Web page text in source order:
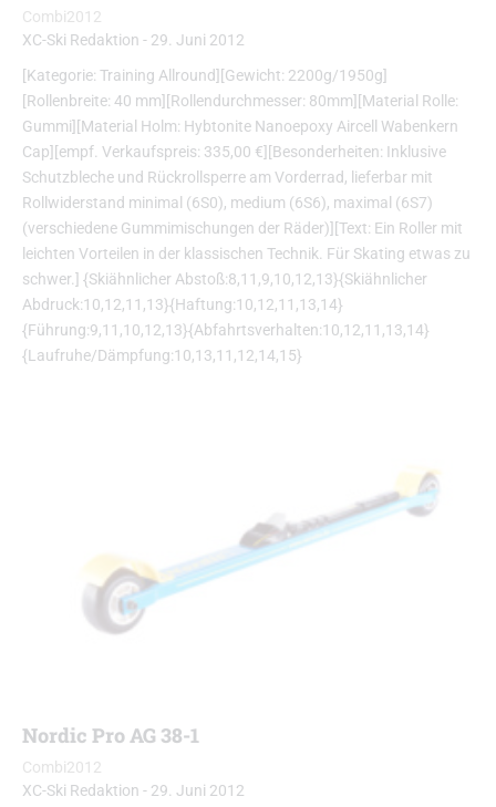
Combi2012
XC-Ski Redaktion - 29. Juni 2012
[Kategorie: Training Allround][Gewicht: 2200g/1950g]
[Rollenbreite: 40 mm][Rollendurchmesser: 80mm][Material Rolle:
Gummi][Material Holm: Hybtonite Nanoepoxy Aircell Wabenkern
Cap][empf. Verkaufspreis: 335,00 €][Besonderheiten: Inklusive
Schutzbleche und Rückrollsperre am Vorderrad, lieferbar mit
Rollwiderstand minimal (6S0), medium (6S6), maximal (6S7)
(verschiedene Gummimischungen der Räder)][Text: Ein Roller mit
leichten Vorteilen in der klassischen Technik. Für Skating etwas zu
schwer.] {Skiähnlicher Abstoß:8,11,9,10,12,13}{Skiähnlicher
Abdruck:10,12,11,13}{Haftung:10,12,11,13,14}
{Führung:9,11,10,12,13}{Abfahrtsverhalten:10,12,11,13,14}
{Laufruhe/Dämpfung:10,13,11,12,14,15}
Nordic Pro AG 38-1
Combi2012
XC-Ski Redaktion - 29. Juni 2012